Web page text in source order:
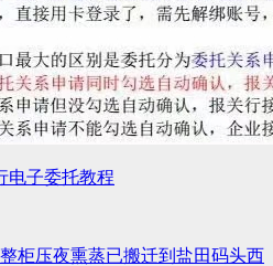
电子委托教程
柜压夜熏蒸已搬迁到盐田码头西